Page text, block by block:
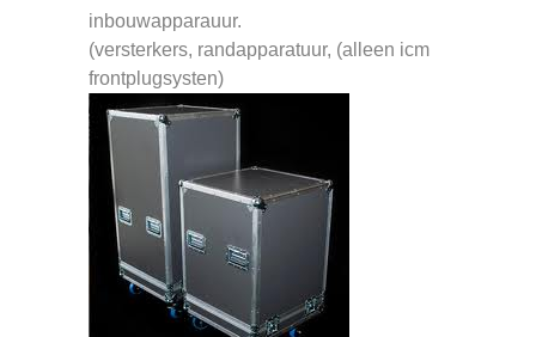
inbouwapparauur.
(versterkers, randapparatuur, (alleen icm
frontplugsysten)